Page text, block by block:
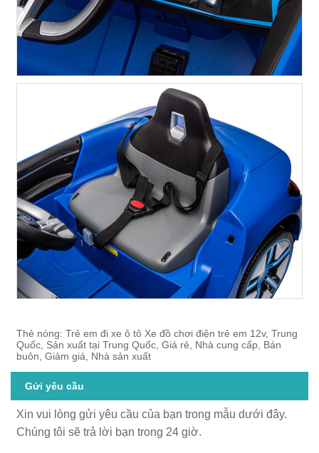
Thẻ nóng: Trẻ em đi xe ô tô Xe đồ chơi điện trẻ em 12v, Trung
Quốc, Sản xuất tại Trung Quốc, Giá rẻ, Nhà cung cấp, Bán
buôn, Giảm giá, Nhà sản xuất
Gửi yêu cầu
Xin vui lòng gửi yêu cầu của bạn trong mẫu dưới đây.
Chúng tôi sẽ trả lời bạn trong 24 giờ.